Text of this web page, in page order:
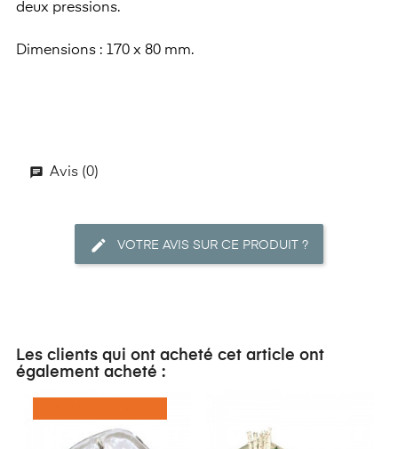
deux pressions.
Dimensions : 170 x 80 mm.
Avis (0)
VOTRE AVIS SUR CE PRODUIT ?
Les clients qui ont acheté cet article ont
également acheté :